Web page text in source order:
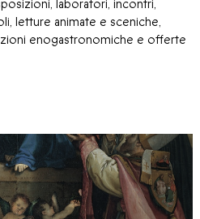
laboratori, incontri,
letture animate e sceniche,
enogastronomiche e offerte